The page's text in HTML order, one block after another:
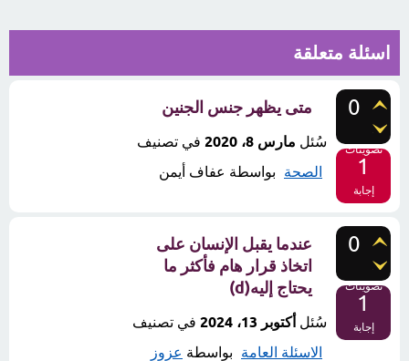
اسئلة متعلقة
0
تصويتات
1
إجابة
متى يظهر جنس الجنين
سُئل مارس 8، 2020
في تصنيف
الصحة
بواسطة عفاف أيمن
0
تصويتات
1
إجابة
عندما يقبل الإنسان على
اتخاذ قرار هام فأكثر ما
يحتاج إليه(d)
سُئل أكتوبر 13، 2024
في تصنيف
الاسئلة العامة
بواسطة عزوز